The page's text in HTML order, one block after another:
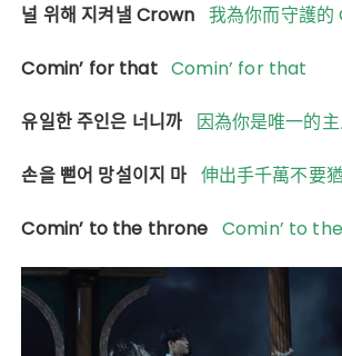
널 위해 지켜낼 Crown我為你而守護
Comin’ for thatComin’ for that
유일한 주인은 너니까 因為你是唯一的
손을 뻗어 망설이지 마 伸出手千萬不要
Comin’ to the throne Comin’ to